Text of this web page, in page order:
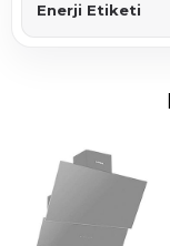
Enerji Etiketi